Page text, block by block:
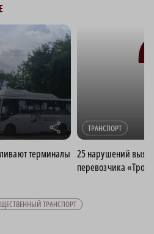
r
терминалы
ТРАНСПОРТ
25 нарушений
перевозчика
ТРАНСПОРТ